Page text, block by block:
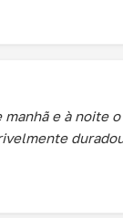
manhã e à noite